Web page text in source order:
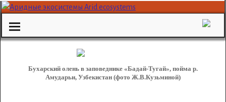
Бухарский олень в заповеднике «Бадай-Тугай», пойма р.
Амударьи, Узбекистан (фото Ж.В.Кузьминой)